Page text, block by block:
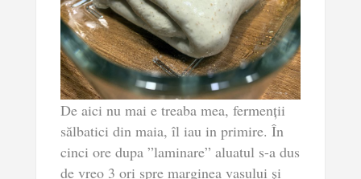
De aici nu mai e treaba mea, fermenții
sălbatici din maia, îl iau in primire. În
cinci ore dupa ”laminare” aluatul s-a dus
de vreo 3 ori spre marginea vasului și